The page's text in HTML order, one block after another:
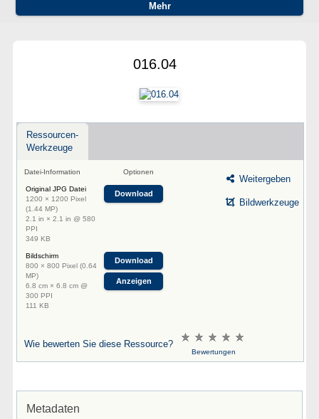
016.04
Ressourcen-
Werkzeuge
Datei-Information Optionen
Original JPG Datei
1200 × 1200 Pixel
(1.44 MP)
2.1 in × 2.1 in @ 580
PPI
349 KB
Download
Bildschirm
800 × 800 Pixel (0.64
MP)
6.8 cm × 6.8 cm @
300 PPI
111 KB
Download
Anzeigen
Weitergeben
Bildwerkzeuge
Wie bewerten Sie diese Ressource?
Bewertungen
Metadaten